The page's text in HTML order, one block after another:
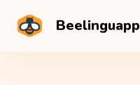
Beelinguapp